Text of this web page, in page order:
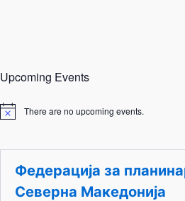
Upcoming Events
N
i
There are no upcoming events.
Федерација за
Северна Македонија